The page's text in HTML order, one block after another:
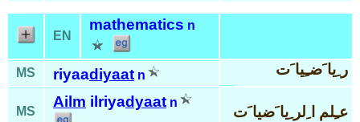
EN
mathematics n
MS riyaadiyaat n ر ِيا َضـِيا َت
MS
Ailm ilriyadyaat n
عـِلم ا ِلر ِيا َضيا َت